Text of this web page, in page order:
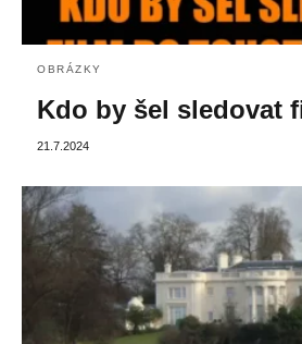
OBRÁZKY
Kdo by šel sledovat
21.7.2024